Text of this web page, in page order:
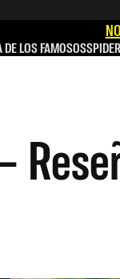
DE LOS FAMOSOS